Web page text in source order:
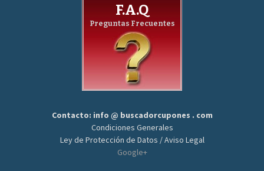
F.A.Q
Preguntas Frecuentes
Contacto: info @ buscadorcupones . com
Condiciones Generales
Ley de Protección de Datos / Aviso Legal
Google+